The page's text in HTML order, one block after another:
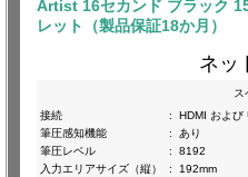
Artist 16セカンド ブラック
レット（製品保証18か月）
ネッ
ス
接続
:
HDMI および
筆圧感知機能
:
あり
筆圧レベル
:
8192
入力エリアサイズ（縦）
:
192mm